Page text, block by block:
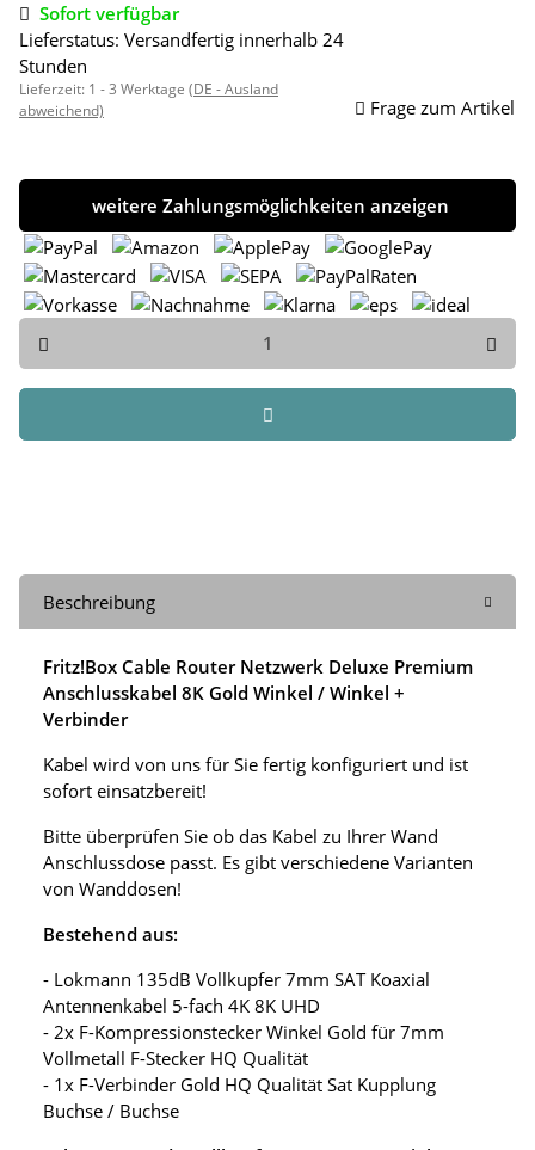
Sofort verfügbar
Lieferstatus: Versandfertig innerhalb 24
Stunden
Lieferzeit: 1 - 3 Werktage (DE - Ausland
abweichend)
Frage zum Artikel
weitere Zahlungsmöglichkeiten anzeigen
Beschreibung
Fritz!Box Cable Router Netzwerk Deluxe Premium
Anschlusskabel 8K Gold Winkel / Winkel +
Verbinder
Kabel wird von uns für Sie fertig konfiguriert und ist
sofort einsatzbereit!
Bitte überprüfen Sie ob das Kabel zu Ihrer Wand
Anschlussdose passt. Es gibt verschiedene Varianten
von Wanddosen!
Bestehend aus:
- Lokmann 135dB Vollkupfer 7mm SAT Koaxial
Antennenkabel 5-fach 4K 8K UHD
- 2x F-Kompressionstecker Winkel Gold für 7mm
Vollmetall F-Stecker HQ Qualität
- 1x F-Verbinder Gold HQ Qualität Sat Kupplung
Buchse / Buchse